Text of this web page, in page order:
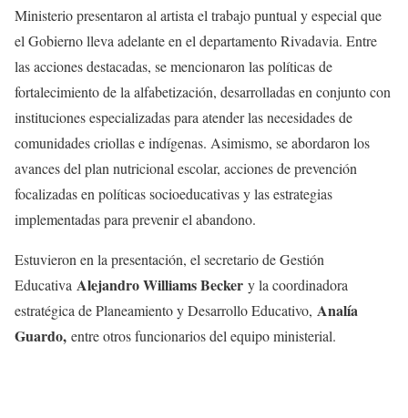
Ministerio presentaron al artista el trabajo puntual y especial que
el Gobierno lleva adelante en el departamento Rivadavia. Entre
las acciones destacadas, se mencionaron las políticas de
fortalecimiento de la alfabetización, desarrolladas en conjunto con
instituciones especializadas para atender las necesidades de
comunidades criollas e indígenas. Asimismo, se abordaron los
avances del plan nutricional escolar, acciones de prevención
focalizadas en políticas socioeducativas y las estrategias
implementadas para prevenir el abandono.
Estuvieron en la presentación, el secretario de Gestión
Educativa Alejandro Williams Becker y la coordinadora
estratégica de Planeamiento y Desarrollo Educativo, Analía
Guardo, entre otros funcionarios del equipo ministerial.